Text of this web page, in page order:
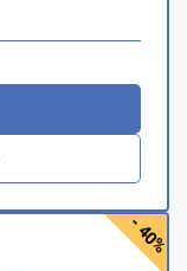
- 40%